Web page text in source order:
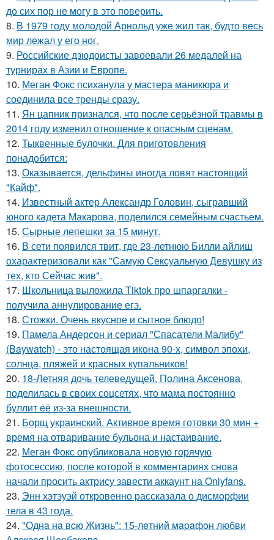
до сих пор не могу в это поверить.
8. В 1979 году молодой Арнольд уже жил так, будто весь
мир лежал у его ног.
9. Российские дзюдоисты завоевали 26 медалей на
турнирах в Азии и Европе.
10. Меган Фокс психанула у мастера маникюра и
соединила все тренды сразу.
11. Ян цапник признался, что после серьёзной травмы в
2014 году изменил отношение к опасным сценам.
12. Тыквенные булочки. Для приготовления
понадобится:
13. Оказывается, дельфины иногда ловят настоящий
"Кайф".
14. Известный актер Александр Головин, сыгравший
юного кадета Макарова, поделился семейным счастьем.
15. Сырные лепешки за 15 минут.
16. В сети появился твит, где 23-летнюю Билли айлиш
охарактеризовали как "Самую Сексуальную Девушку из
тех, кто Сейчас жив".
17. Школьница выложила Tiktok про шпаргалки -
получила аннулирование егэ.
18. Стожки. Очень вкусное и сытное блюдо!
19. Памела Андерсон и сериал "Спасатели Малибу"
(Baywatch) - это настоящая икона 90-х, символ эпохи,
солнца, пляжей и красных купальников!
20. 18-Летняя дочь телеведущей, Полина Аксенова,
поделилась в своих соцсетях, что мама постоянно
буллит её из-за внешности.
21. Борщ украинский. Активное время готовки 30 мин +
время на отваривание бульона и настаивание.
22. Меган Фокс опубликовала новую горячую
фотосессию, после которой в комментариях снова
начали просить актрису завести аккаунт на Onlyfans.
23. Энн хэтэуэй откровенно рассказала о дисморфии
тела в 43 года.
24. "Однa нa вcю Жизнь": 15-лeтний мapaфoн любви